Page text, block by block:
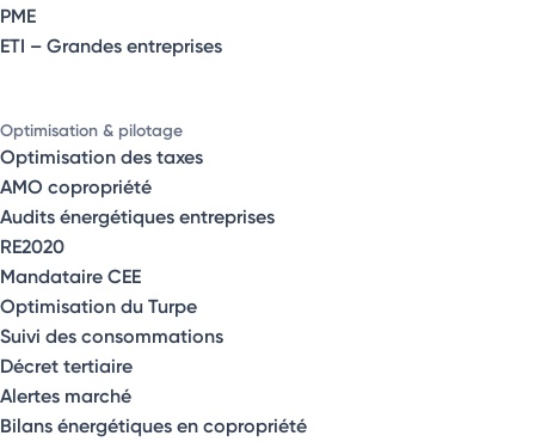
PME
ETI – Grandes entreprises
Optimisation & pilotage
Optimisation des taxes
AMO copropriété
Audits énergétiques entreprises
RE2020
Mandataire CEE
Optimisation du Turpe
Suivi des consommations
Décret tertiaire
Alertes marché
Bilans énergétiques en copropriété